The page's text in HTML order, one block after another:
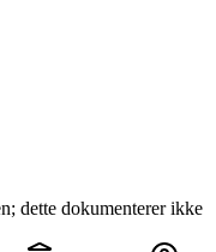
dette dokumenterer ikke